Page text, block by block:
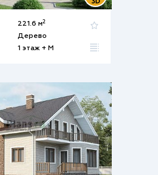
221.6 м2
Дерево
1 этаж + М